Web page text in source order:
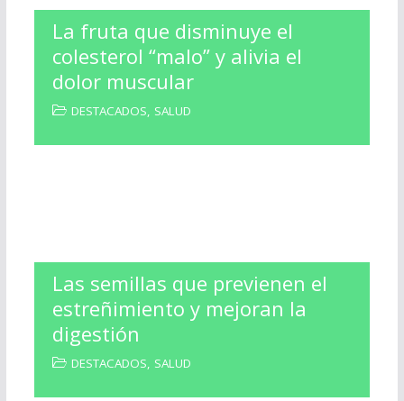
La fruta que disminuye el
colesterol “malo” y alivia el
dolor muscular
DESTACADOS, SALUD
Las semillas que previenen el
estreñimiento y mejoran la
digestión
DESTACADOS, SALUD